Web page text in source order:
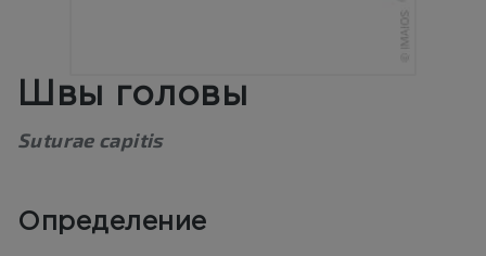
Швы головы
Suturae capitis
Определение